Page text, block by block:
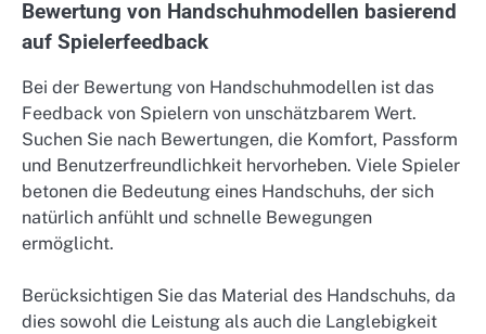
Bewertung von Handschuhmodellen basierend
auf Spielerfeedback
Bei der Bewertung von Handschuhmodellen ist das
Feedback von Spielern von unschätzbarem Wert.
Suchen Sie nach Bewertungen, die Komfort, Passform
und Benutzerfreundlichkeit hervorheben. Viele Spieler
betonen die Bedeutung eines Handschuhs, der sich
natürlich anfühlt und schnelle Bewegungen
ermöglicht.
Berücksichtigen Sie das Material des Handschuhs, da
dies sowohl die Leistung als auch die Langlebigkeit